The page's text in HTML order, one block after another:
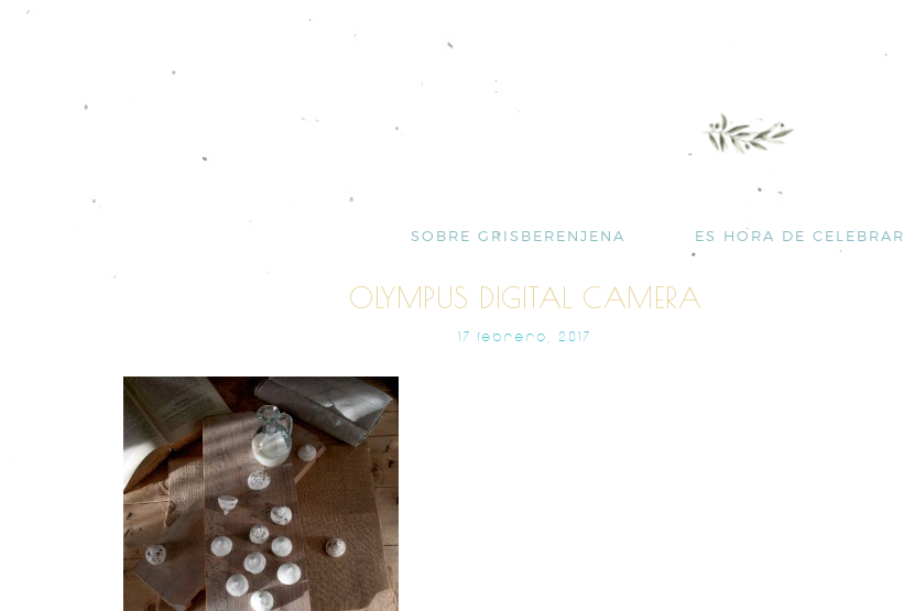
SOBRE GRISBERENJENA ES HORA DE CELEBRAR
OLYMPUS DIGITAL CAMERA
17 FEBRERO, 2017